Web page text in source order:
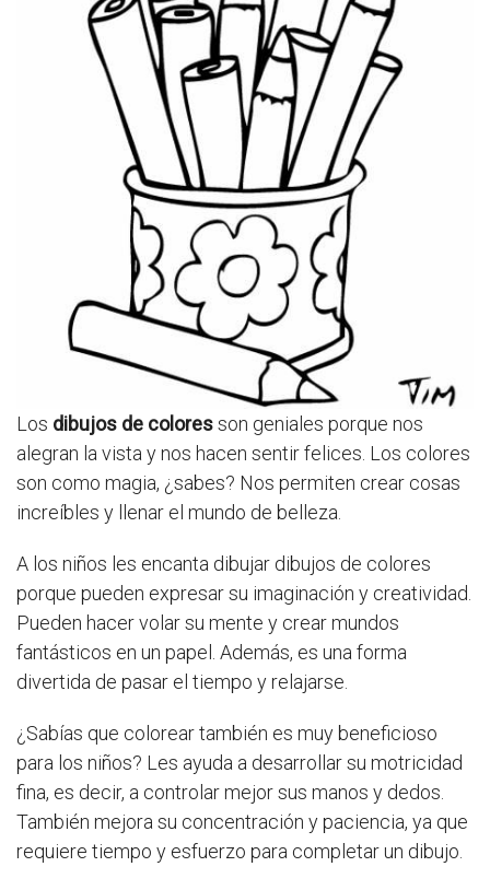
Los dibujos de coloresson geniales porque nos
alegran la vista y nos hacen sentir felices. Los colores
son como magia, ¿sabes? Nos permiten crear cosas
increíbles y llenar el mundo de belleza.
A los niños les encanta dibujar dibujos de colores
porque pueden expresar su imaginación y creatividad.
Pueden hacer volar su mente y crear mundos
fantásticos en un papel. Además, es una forma
divertida de pasar el tiempo y relajarse.
¿Sabías que colorear también es muy beneficioso
para los niños? Les ayuda a desarrollar su motricidad
fina, es decir, a controlar mejor sus manos y dedos.
También mejora su concentración y paciencia, ya que
requiere tiempo y esfuerzo para completar un dibujo.